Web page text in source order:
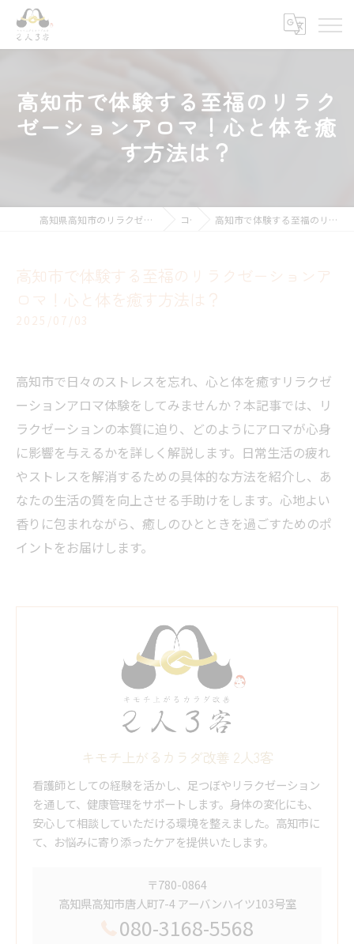
高知市で体験する至福のリラク
ゼーションアロマ！心と体を癒
す方法は？
高知県高知市のリラクゼーションならキモチ上がるカラダ改善 2人3客 コラム 高知市で体験する至福のリラクゼーションアロマ！心と体を癒す方法は？
高知市で体験する至福のリラクゼーションア
ロマ！心と体を癒す方法は？
2025/07/03
高知市で日々のストレスを忘れ、心と体を癒すリラクゼ
ーションアロマ体験をしてみませんか？本記事では、リ
ラクゼーションの本質に迫り、どのようにアロマが心身
に影響を与えるかを詳しく解説します。日常生活の疲れ
やストレスを解消するための具体的な方法を紹介し、あ
なたの生活の質を向上させる手助けをします。心地よい
香りに包まれながら、癒しのひとときを過ごすためのポ
イントをお届けします。
キモチ上がるカラダ改善 2人3客
看護師としての経験を活かし、足つぼやリラクゼーション
を通して、健康管理をサポートします。身体の変化にも、
安心して相談していただける環境を整えました。高知市に
て、お悩みに寄り添ったケアを提供いたします。
〒780-0864
高知県高知市唐人町7-4 アーバンハイツ103号室
080-3168-5568